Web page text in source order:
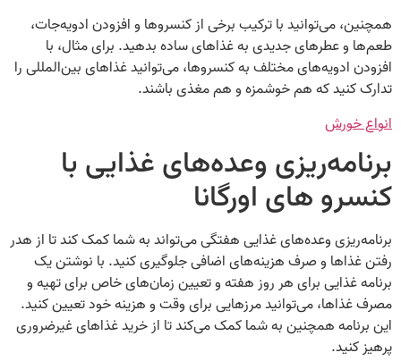
همچنین، می‌توانید با ترکیب برخی از کنسروها و افزودن ادویه‌جات،
طعم‌ها و عطرهای جدیدی به غذاهای ساده بدهید. برای مثال، با
افزودن ادویه‌های مختلف به کنسروها، می‌توانید غذاهای بین‌المللی را
تدارک کنید که هم خوشمزه و هم مغذی باشند.
انواع خورش
برنامه‌ریزی وعده‌های غذایی با
کنسرو های اورگانا
برنامه‌ریزی وعده‌های غذایی هفتگی می‌تواند به شما کمک کند تا از هدر
رفتن غذاها و صرف هزینه‌های اضافی جلوگیری کنید. با نوشتن یک
برنامه غذایی برای هر روز هفته و تعیین زمان‌های خاص برای تهیه و
مصرف غذاها، می‌توانید مرزهایی برای وقت و هزینه خود تعیین کنید.
این برنامه همچنین به شما کمک می‌کند تا از خرید غذاهای غیرضروری
پرهیز کنید.